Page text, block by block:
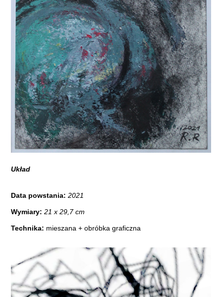
Układ
Data powstania: 2021
Wymiary: 21 x 29,7 cm
Technika: mieszana + obróbka graficzna